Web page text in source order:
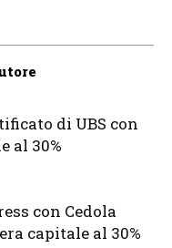
di UBS con
al 30%
con Cedola
capitale al 30%